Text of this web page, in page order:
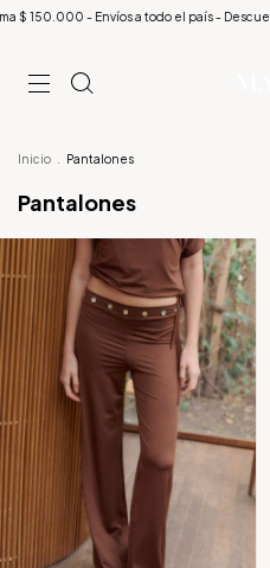
Descuentos exclusivos para revendedores.
Inicio Pantalones
Pantalones